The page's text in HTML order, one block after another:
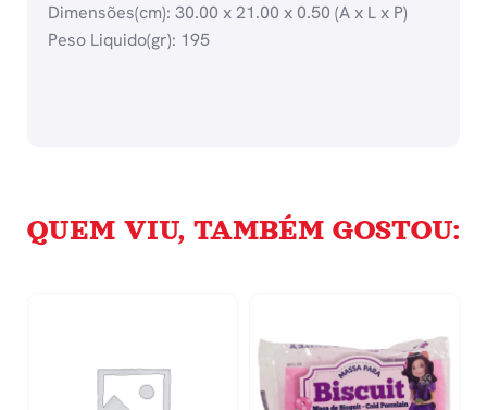
Dimensões(cm): 30.00 x 21.00 x 0.50 (A x L x P)
Peso Liquido(gr): 195
QUEM VIU, TAMBÉM GOSTOU: